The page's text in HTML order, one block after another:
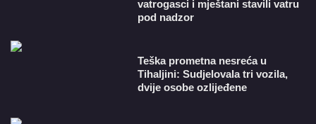
vatrogasci i mještani stavili vatru
pod nadzor
Teška prometna nesreća u
Tihaljini: Sudjelovala tri vozila,
dvije osobe ozlijeđene